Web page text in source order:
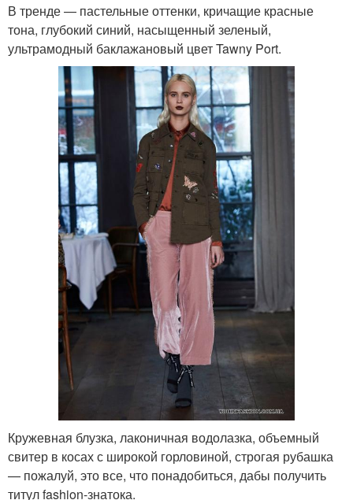
В тренде — пастельные оттенки, кричащие красные
тона, глубокий синий, насыщенный зеленый,
ультрамодный баклажановый цвет Tawny Port.
Кружевная блузка, лаконичная водолазка, объемный
свитер в косах с широкой горловиной, строгая рубашка
— пожалуй, это все, что понадобиться, дабы получить
титул fashion-знатока.